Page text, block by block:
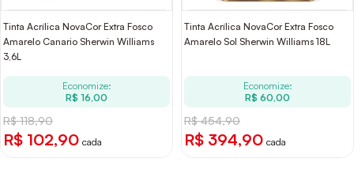
Tinta Acrílica NovaCor Extra Fosco
Amarelo Canario Sherwin Williams
3,6L
Economize:
R$ 16,00
R$ 118,90
R$ 102,90 cada
Tinta Acrílica NovaCor Extra Fosco
Amarelo Sol Sherwin Williams 18L
Economize:
R$ 60,00
R$ 454,90
R$ 394,90 cada